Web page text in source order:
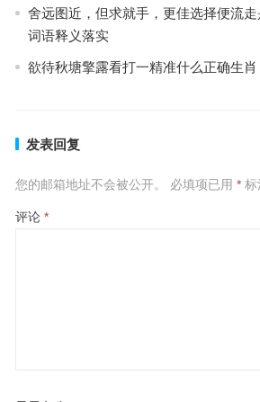
舍远图近，但求就手，更佳选择便流
词语释义落实
欲待秋塘擎露看打一精准什么正确生
发表回复
您的邮箱地址不会被公开。 必填项已用 *标
评论 *